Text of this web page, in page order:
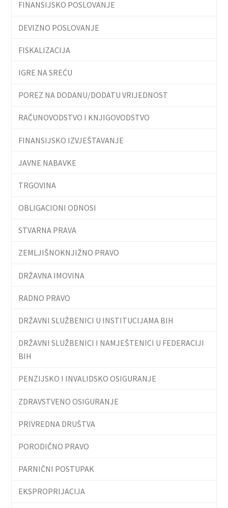
FINANSIJSKO POSLOVANJE
DEVIZNO POSLOVANJE
FISKALIZACIJA
IGRE NA SREĆU
POREZ NA DODANU/DODATU VRIJEDNOST
RAČUNOVODSTVO I KNJIGOVODSTVO
FINANSIJSKO IZVJEŠTAVANJE
JAVNE NABAVKE
TRGOVINA
OBLIGACIONI ODNOSI
STVARNA PRAVA
ZEMLJIŠNOKNJIŽNO PRAVO
DRŽAVNA IMOVINA
RADNO PRAVO
DRŽAVNI SLUŽBENICI U INSTITUCIJAMA BIH
DRŽAVNI SLUŽBENICI I NAMJEŠTENICI U FEDERACIJI
BIH
PENZIJSKO I INVALIDSKO OSIGURANJE
ZDRAVSTVENO OSIGURANJE
PRIVREDNA DRUŠTVA
PORODIČNO PRAVO
PARNIČNI POSTUPAK
EKSPROPRIJACIJA